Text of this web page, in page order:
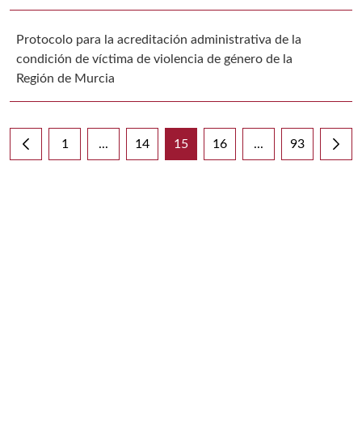
Protocolo para la acreditación administrativa de la
condición de víctima de violencia de género de la
Región de Murcia
Página
1 ...
Páginas intermedias Use TAB para
Página
14
Página
15
Página
16 ...
PáginasPágina
93